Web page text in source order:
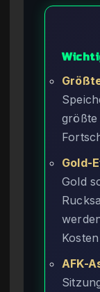
größte
Gold-
Gold
AFK-